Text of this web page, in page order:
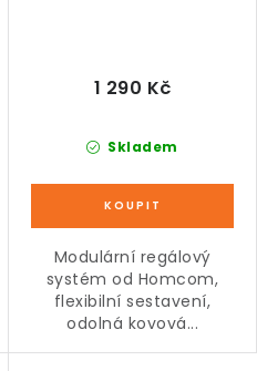
Skladem
1 290 Kč
Modulární regálový
systém od Homcom,
flexibilní sestavení,
odolná kovová...